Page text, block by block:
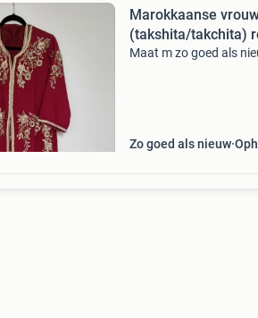
Marokkaanse
(takshita/takchita)
Maat m zo goed als
Zo goed als nieuw